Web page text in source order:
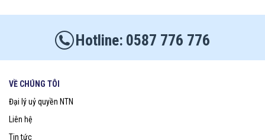
0587 776 776
VỀ CHÚNG TÔI
Đại lý uỷ quyền NTN
Liên hệ
Tin tức